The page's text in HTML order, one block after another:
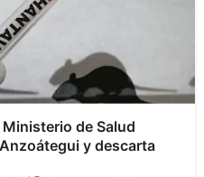
de Salud
y descarta